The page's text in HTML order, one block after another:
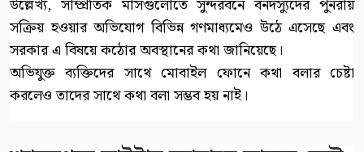
উল্লেখ্য, সাম্প্রতিক মাসগুলোতে সুন্দরবনে বনদস্যুদের পুনরায়
সক্রিয় হওয়ার অভিযোগ বিভিন্ন গণমাধ্যমেও উঠে এসেছে এবং
সরকার এ বিষয়ে কঠোর অবস্থানের কথা জানিয়েছে।
অভিযুক্ত ব্যক্তিদের সাথে মোবাইল ফোনে কথা বলার চেষ্টা
করলেও তাদের সাথে কথা বলা সম্ভব হয় নাই।